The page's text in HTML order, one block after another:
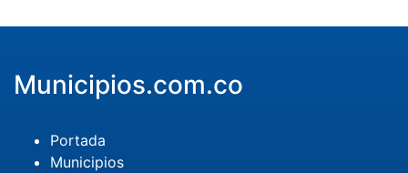
Municipios.com.co
Portada
Municipios